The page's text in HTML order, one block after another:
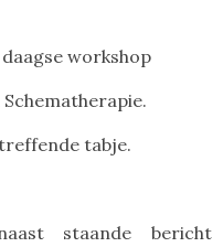
workshop
tabje.
staande bericht